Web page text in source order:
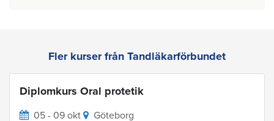
Fler kurser från Tandläkarförbundet
Diplomkurs Oral protetik
05 - 09 okt Göteborg